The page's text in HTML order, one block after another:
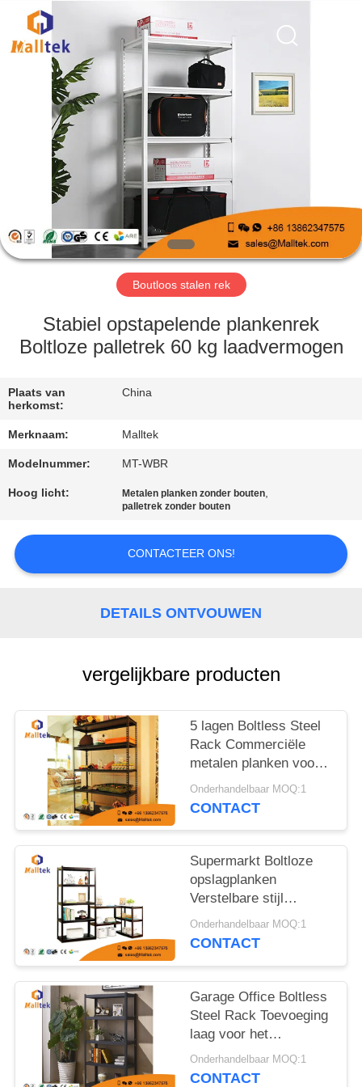
HUIS
PRODUCTEN
VIDEOS
ONGEVEER
ONS
FABRIEKSREIS
KWALITEITSCONTROLE
CONTACTEER
ONS
NIEUWS
VERZOEK
OM EEN
POLICY
Malltek
Co.,Ltd..
Boutloos stalen rek
Stabiel opstapelende plankenrek
Boltloze palletrek 60 kg laadvermogen
Plaats van
herkomst:
China
Merknaam: Malltek
Modelnummer: MT-WBR
Hoog licht: Metalen planken zonder bouten,
palletrek zonder bouten
CONTACTEER ONS!
DETAILS ONTVOUWEN
vergelijkbare producten
5 lagen Boltless Steel
Rack Commerciële
metalen planken voor
magazijn
Onderhandelbaar MOQ:1
CONTACT
Supermarkt Boltloze
opslagplanken
Verstelbare stijl
Gemakkelijk te
monteren
Onderhandelbaar MOQ:1
CONTACT
Garage Office Boltless
Steel Rack Toevoeging
laag voor het
optimaliseren van de
ruimte
Onderhandelbaar MOQ:1
CONTACT